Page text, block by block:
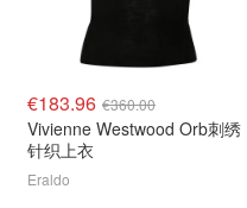
€183.96 €360.00
Vivienne Westwood Orb刺绣
针织上衣
Eraldo